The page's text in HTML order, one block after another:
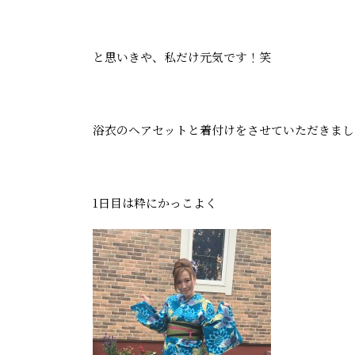
と思いきや、私だけ元気です！笑
浴衣のヘアセットと着付けをさせていただきま
1日目は粋にかっこよく